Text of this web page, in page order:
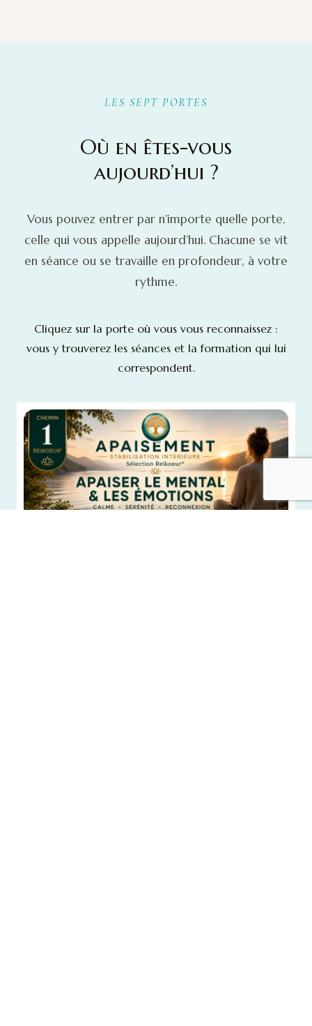
LES SEPT PORTES
Où en êtes-vous
aujourd’hui ?
Vous pouvez entrer par n’importe quelle porte,
celle qui vous appelle aujourd’hui. Chacune se vit
en séance ou se travaille en profondeur, à votre
rythme.
Cliquez sur la porte où vous vous reconnaissez :
vous y trouverez les séances et la formation qui lui
correspondent.